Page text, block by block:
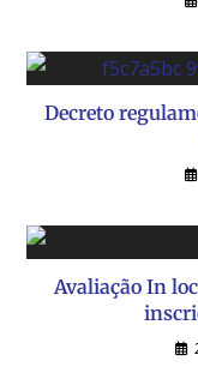
Decreto
Avaliação In